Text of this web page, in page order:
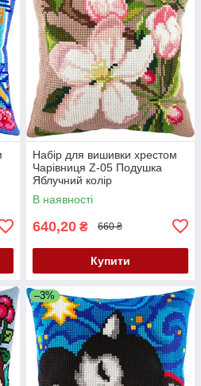
Набір для вишивки хрестом
Чарівниця Z-05 Подушка
Яблучний колір
В наявності
640,20 ₴ 660 ₴
Купити
–3%